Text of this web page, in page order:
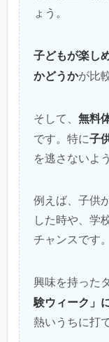
ょう。
子どもが楽し
かどうかが比
そして、 無料
です。特に子
を逃さないよ
例えば、子供
した時や、学
チャンスです。
興味を持った
験ウィーク」
熱いうちに打